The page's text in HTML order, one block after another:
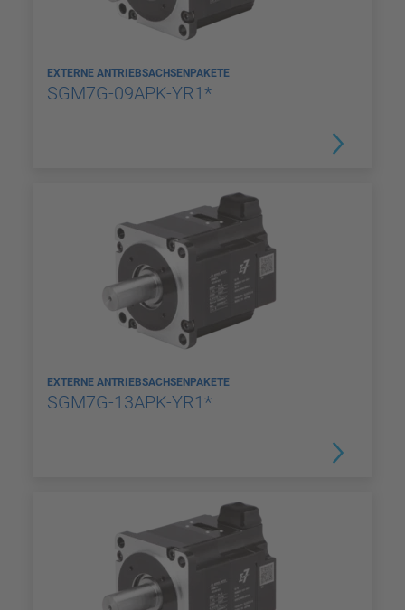
EXTERNE ANTRIEBSACHSENPAKETE
SGM7G-09APK-YR1*
EXTERNE ANTRIEBSACHSENPAKETE
SGM7G-13APK-YR1*